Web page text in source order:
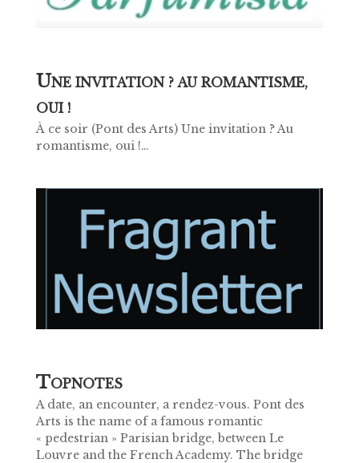
UNE INVITATION ? AU ROMANTISME,
OUI !
À ce soir (Pont des Arts) Une invitation ? Au
romantisme, oui !…
TOPNOTES
A date, an encounter, a rendez-vous. Pont des
Arts is the name of a famous romantic
« pedestrian » Parisian bridge, between Le
Louvre and the French Academy. The bridge